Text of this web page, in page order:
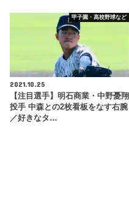
甲子園・高校野球など
2021.10.25
【注目選手】明石商業・中野憂翔
投手 中森との2枚看板をなす右腕
／好きなタ…